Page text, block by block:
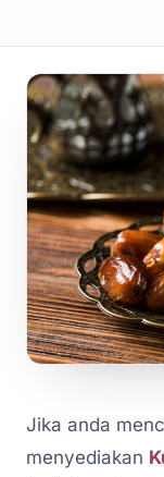
Jika anda
menyediakan